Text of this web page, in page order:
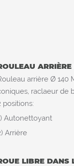
arrière Ø 140
raclaeur de
positions:
Autonettoyant
Arrière
LIBRE DANS